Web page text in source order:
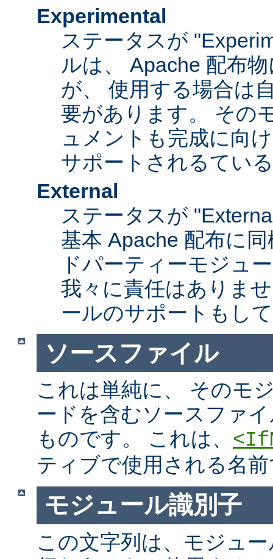
Experimental
ステータスが
ルは、 Apache 配布
が、 使用する場合は
要があります。 その
ュメントも完成に向
サポートされるてい
External
ステータスが
基本 Apache 配布に
ドパーティーモジュ
我々に責任はありま
ールのサポートもし
ソースファイル
これは単純に、 そのモ
ードを含むソースファ
ものです。 これは、
ティブで使用される名
モジュール識別子
この文字列は、モジュ